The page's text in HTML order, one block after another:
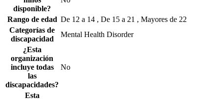
disponible?
Rango de edad De 12 a 14 , De 15 a 21 , Mayores de 22
Categorías de
discapacidad
Mental Health Disorder
¿Esta
organización
incluye todas
las
discapacidades?
No
Esta